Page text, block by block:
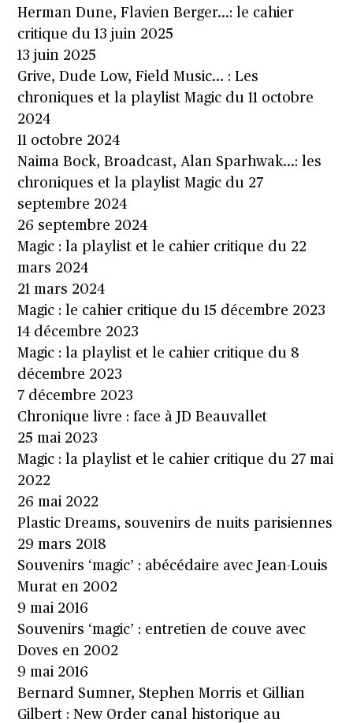
Herman Dune, Flavien Berger…: le cahier
critique du 13 juin 2025
13 juin 2025
Grive, Dude Low, Field Music… : Les
chroniques et la playlist Magic du 11 octobre
2024
11 octobre 2024
Naima Bock, Broadcast, Alan Sparhwak…: les
chroniques et la playlist Magic du 27
septembre 2024
26 septembre 2024
Magic : la playlist et le cahier critique du 22
mars 2024
21 mars 2024
Magic : le cahier critique du 15 décembre 2023
14 décembre 2023
Magic : la playlist et le cahier critique du 8
décembre 2023
7 décembre 2023
Chronique livre : face à JD Beauvallet
25 mai 2023
Magic : la playlist et le cahier critique du 27 mai
2022
26 mai 2022
Plastic Dreams, souvenirs de nuits parisiennes
29 mars 2018
Souvenirs ‘magic’ : abécédaire avec Jean-Louis
Murat en 2002
9 mai 2016
Souvenirs ‘magic’ : entretien de couve avec
Doves en 2002
9 mai 2016
Bernard Sumner, Stephen Morris et Gillian
Gilbert : New Order canal historique au